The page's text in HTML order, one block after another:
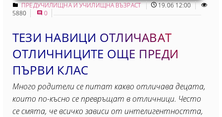
ПРЕДУЧИЛИЩНА И УЧИЛИЩНА ВЪЗРАСТ
19.06 12:00
5880
0
ТЕЗИ НАВИЦИ ОТЛИЧАВАТ
ОТЛИЧНИЦИТЕ ОЩЕ ПРЕДИ
ПЪРВИ КЛАС
Много родители се питат какво отличава децата,
които по-късно се превръщат в отличници. Често
се смята, че всичко зависи от интелигентността,